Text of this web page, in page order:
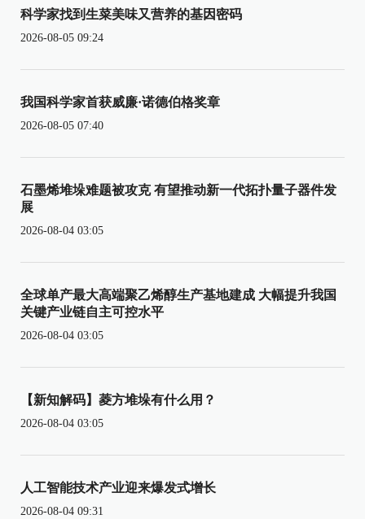
科学家找到生菜美味又营养的基因密码
2026-08-05 09:24
我国科学家首获威廉·诺德伯格奖章
2026-08-05 07:40
石墨烯堆垛难题被攻克 有望推动新一代拓扑量子器件发
展
2026-08-04 03:05
全球单产最大高端聚乙烯醇生产基地建成 大幅提升我国
关键产业链自主可控水平
2026-08-04 03:05
【新知解码】菱方堆垛有什么用？
2026-08-04 03:05
人工智能技术产业迎来爆发式增长
2026-08-04 09:31